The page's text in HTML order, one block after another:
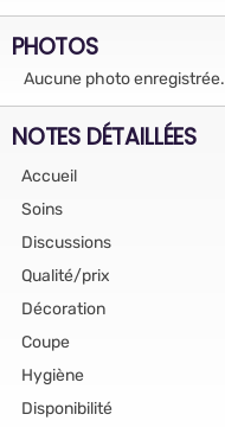
PHOTOS
Aucune photo enregistrée.
NOTES DÉTAILLÉES
Accueil
Soins
Discussions
Qualité/prix
Décoration
Coupe
Hygiène
Disponibilité